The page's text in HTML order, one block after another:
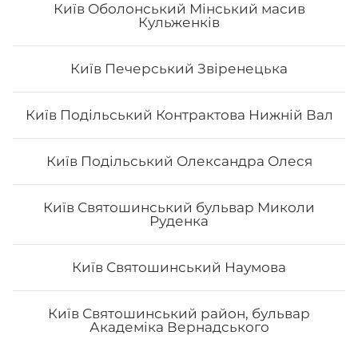
Київ Оболонський Мінський масив
Кульженків
Київ Печерський Звіренецька
Київ Подільський Контрактова Нижній Вал
Київ Подільський Олександра Олеся
Київ Святошинський бульвар Миколи
Руденка
Київ Святошинський Наумова
Київ Святошинський район, бульвар
Академіка Вернадського
Сет "Від Шефа 50/50"
Вага: 725 г Склад: рол гриль голд 1/2, футомак з
смаженим тунцем 1/2, авокадо рол з печеним лососем
та манго 1/2, філадельфія гриль з манго 1/2, чіз рол 1/2
454₴